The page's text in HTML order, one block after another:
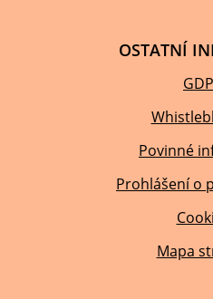
OSTATNÍ
Povinné
Prohlášení o
Mapa